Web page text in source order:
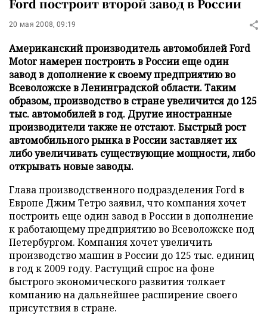
Ford построит второй завод в России
20 мая 2008, 09:19
Американский производитель автомобилей Ford
Motor намерен построить в России еще один
завод в дополнение к своему предприятию во
Всеволожске в Ленинградской области. Таким
образом, производство в стране увеличится до 125
тыс. автомобилей в год. Другие иностранные
производители также не отстают. Быстрый рост
автомобильного рынка в России заставляет их
либо увеличивать существующие мощности, либо
открывать новые заводы.
Глава производственного подразделения Ford в
Европе Джим Тетро заявил, что компания хочет
построить еще один завод в России в дополнение
к работающему предприятию во Всеволожске под
Петербургом. Компания хочет увеличить
производство машин в России до 125 тыс. единиц
в год к 2009 году. Растущий спрос на фоне
быстрого экономического развития толкает
компанию на дальнейшее расширение своего
присутствия в стране.